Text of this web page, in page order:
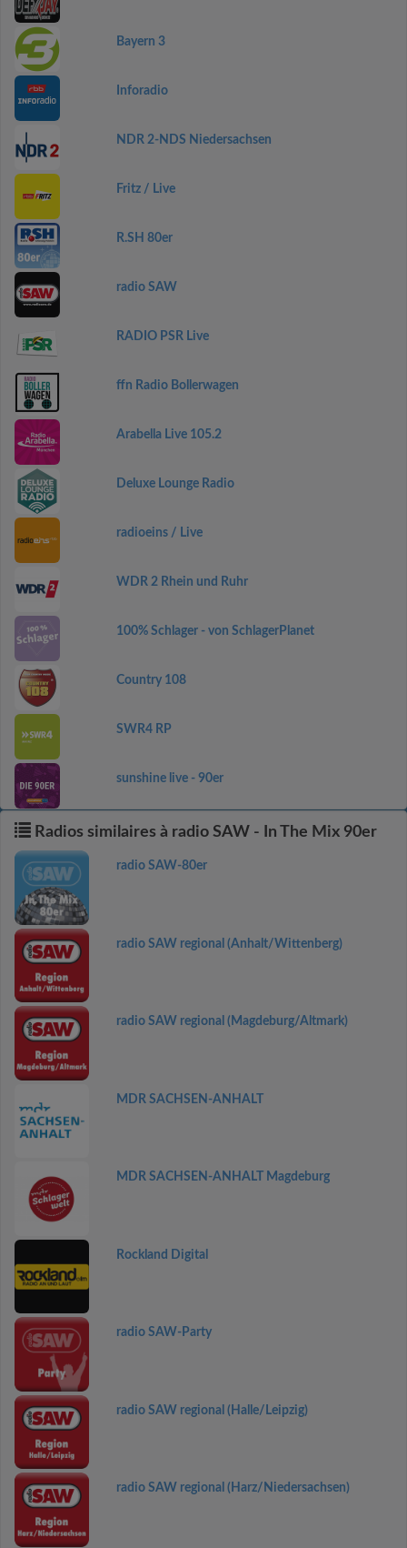
Bayern 3
Inforadio
NDR 2-NDS Niedersachsen
Fritz / Live
R.SH 80er
radio SAW
RADIO PSR Live
ffn Radio Bollerwagen
Arabella Live 105.2
Deluxe Lounge Radio
radioeins / Live
WDR 2 Rhein und Ruhr
100% Schlager - von SchlagerPlanet
Country 108
SWR4 RP
sunshine live - 90er
Radios similaires à radio SAW - In The Mix 90er
radio SAW-80er
radio SAW regional (Anhalt/Wittenberg)
radio SAW regional (Magdeburg/Altmark)
MDR SACHSEN-ANHALT
MDR SACHSEN-ANHALT Magdeburg
Rockland Digital
radio SAW-Party
radio SAW regional (Halle/Leipzig)
radio SAW regional (Harz/Niedersachsen)